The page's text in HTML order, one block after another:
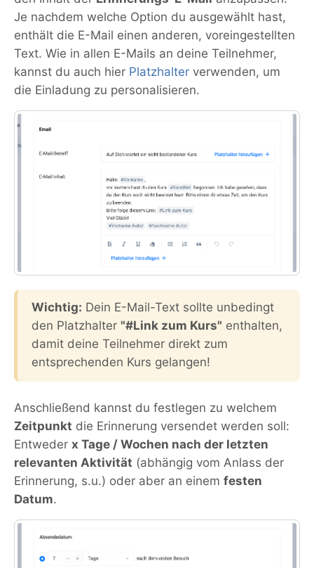
Je nachdem welche Option du ausgewählt hast,
enthält die E-Mail einen anderen, voreingestellten
Text. Wie in allen E-Mails an deine Teilnehmer,
kannst du auch hier Platzhalter verwenden, um
die Einladung zu personalisieren.
Wichtig: Dein E-Mail-Text sollte unbedingt
den Platzhalter "#Link zum Kurs" enthalten,
damit deine Teilnehmer direkt zum
entsprechenden Kurs gelangen!
Anschließend kannst du festlegen zu welchem
Zeitpunkt die Erinnerung versendet werden soll:
Entweder x Tage / Wochen nach der letzten
relevanten Aktivität (abhängig vom Anlass der
Erinnerung, s.u.) oder aber an einem festen
Datum.